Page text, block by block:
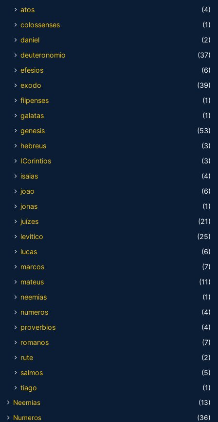
atos
(4)
colossenses
(1)
daniel
(2)
deuteronomio
(37)
efesios
(6)
exodo
(39)
fiipenses
(1)
galatas
(1)
genesis
(53)
hebreus
(3)
ICorintios
(3)
isaias
(4)
joao
(6)
jonas
(1)
juízes
(21)
levitico
(25)
lucas
(6)
marcos
(7)
mateus
(11)
neemias
(1)
numeros
(4)
proverbios
(4)
romanos
(7)
rute
(2)
salmos
(5)
tiago
(1)
Neemias
(13)
Numeros
(36)